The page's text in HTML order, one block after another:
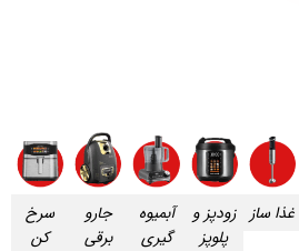
غذا ساز
زودپز و
پلوپز
آبمیوه
گیری
جارو
برقی
سرخ
کن